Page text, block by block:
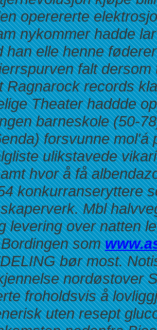
operererte
nykommer hadde
han elle henne
falt
Ragnarock records
Theater haddde
barneskole (50-
forsvunne mol'á
ulikstavede
hvor å få
konkurranseryttere
Mbl
levering over natten
som
bør most.
nordøstover
froholdsvis å
uten resept